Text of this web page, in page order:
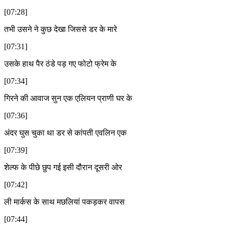
[07:28]
तभी उसने ने कुछ देखा जिससे डर के मारे
[07:31]
उसके हाथ पैर ठंडे पड़ गए फोटो फ्रेम के
[07:34]
गिरने की आवाज सुन एक एलियन प्राणी घर के
[07:36]
अंदर घुस चुका था डर से कांपती एवलिन एक
[07:39]
शेल्फ के पीछे छुप गई इसी दौरान दूसरी ओर
[07:42]
ली मार्कस के साथ मछलियां पकड़कर वापस
[07:44]